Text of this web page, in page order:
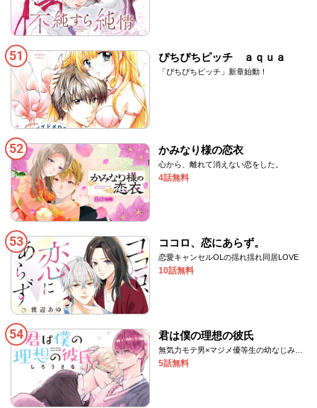
51 ぴちぴちピッチ ａｑｕａ
「ぴちぴちピッチ」新章始動！
52 かみなり様の恋衣
心から、離れて消えない恋をした。
4話無料
53 ココロ、恋にあらず。
恋愛キャンセルOLの揺れ揺れ同居LOVE
10話無料
54 君は僕の理想の彼氏
無気力モテ男×マジメ優等生の幼なじみ
BL！
5話無料